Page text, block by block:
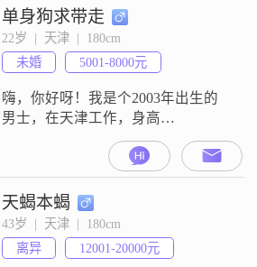
解和接受不同的观点和想法
##3002##在生活中，我比较随和，
容易相处，喜欢和朋友们一起度过
愉快的时光##3002##我对未来的伴
侣没有特
单身狗求带走
22岁  |  天津  |  180cm
未婚
5001-8000元
嗨，你好呀！我是个2003年出生的
男士，在天津工作，身高
180cm##3002##我的学历是大专，现
在每个月的收入大概在5001 - 8000元
##3002##我觉得自己是个挺成熟稳
重的人呢##3002##在生活中我很善
于倾听他人的想法和烦恼，自己的
情绪也比较稳定，不会乱发脾气
##3002##我特别注重平衡工作和生
天蝎本蝎
43岁  |  天津  |  180cm
离异
12001-20000元